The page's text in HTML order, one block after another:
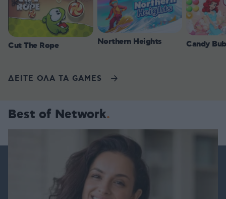
Cut The Rope Northern Heights Candy
ΔΕΙΤΕ ΟΛΑ ΤΑ GAMES
Best of Network